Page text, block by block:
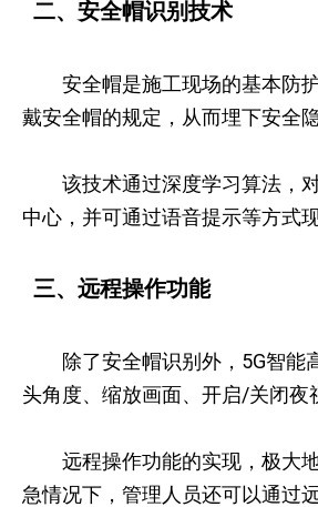
二、安全帽识别技术
安全帽是施工现场的基本防
戴安全帽的规定，从而埋下安全
该技术通过深度学习算法，
中心，并可通过语音提示等方式
三、远程操作功能
除了安全帽识别外，5G智能
头角度、缩放画面、开启/关闭夜
远程操作功能的实现，极大
急情况下，管理人员还可以通过